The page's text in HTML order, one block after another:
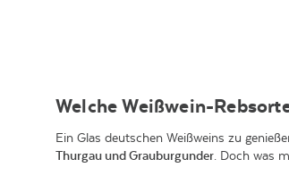
Welche Weißwein-
Ein Glas deutschen Weißweins zu
Thurgau und Grauburgunder . Doch was